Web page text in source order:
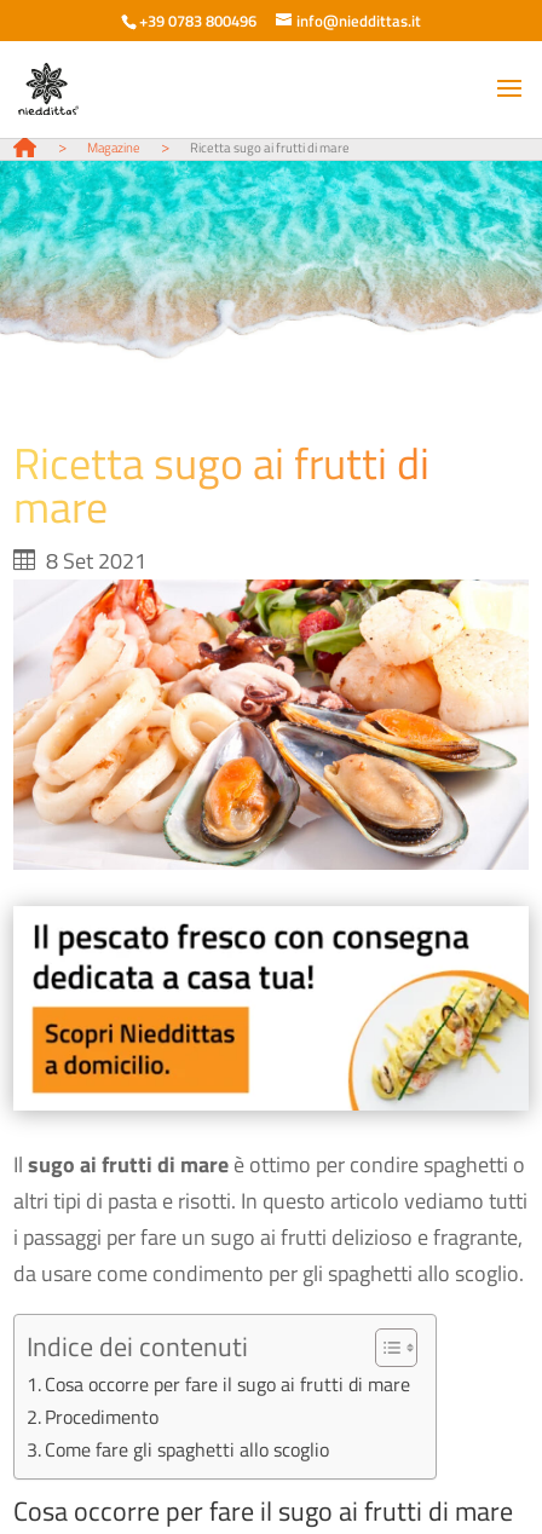
+39 0783 800496 info@nieddittas.it
> Magazine > Ricetta sugo ai frutti di mare
Ricetta sugo ai frutti di
mare
8 Set 2021
Ilsugo ai frutti di mareè ottimo per condire spaghetti o
altri tipi di pasta e risotti. In questo articolo vediamo tutti
i passaggi per fare un sugo ai frutti delizioso e fragrante,
da usare come condimento per gli spaghetti allo scoglio.
Indice dei contenuti
Cosa occorre per fare il sugo ai frutti di mare
Procedimento
Come fare gli spaghetti allo scoglio
Cosa occorre per fare il sugo ai frutti di mare